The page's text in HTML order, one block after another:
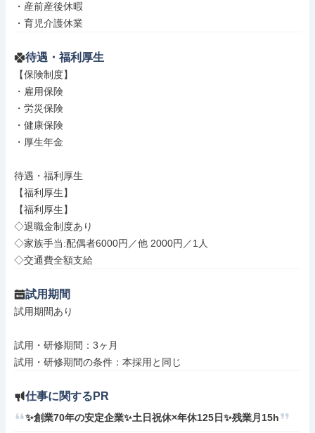
・産前産後休暇
・育児介護休業
待遇・福利厚生
【保険制度】
・雇用保険
・労災保険
・健康保険
・厚生年金
待遇・福利厚生
【福利厚生】
【福利厚生】
◇退職金制度あり
◇家族手当:配偶者6000円／他 2000円／1人
◇交通費全額支給
試用期間
試用期間あり
試用・研修期間：3ヶ月
仕事に関するPR
✨創業70年の安定企業✨土日祝休×年休125日✨残業月15h